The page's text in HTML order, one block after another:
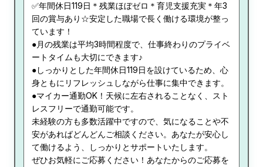
✅年間休日119日＊残業ほぼゼロ＊育児支援充実＊年3
回の賞与あり☆安定した職場で長く働ける環境が整っ
ています！
●月の残業は平均3時間程度で、仕事終わりのプライベ
ートタイムも大切にできます♪
●しっかりとした年間休日119日を設けているため、心
身ともにリフレッシュしながら仕事に集中できます。
●マイカー通勤OK！天候に左右されることなく、スト
レスフリーで通勤可能です。
未経験の方も多数活躍中ですので、気になることや不
安があればどんどんご相談ください。あなたが安心し
て働けるよう、しっかりとサポートいたします。
ぜひお気軽にご応募ください！あなたからのご応募を